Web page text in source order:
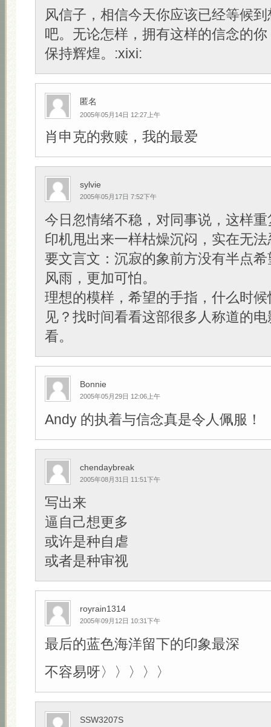
风信子，相信今天你应该已经等候
吧。无论怎样，拥有这样的信念的
保持辉煌。:xixi:
匿名
2005年05月14日 12:27上午
肖申克的救赎，我的最爱
sylvie
2005年05月17日 7:52下午
今日忽情绪不稳，对同事说，这样
印机甩出来一样枯燥沉闷，实在无
要文言文：沉寂的象前方没有半点
风雨，更加可怕。
理想的模样，希望的手指，什么时
见？找时间看看这部很多人称道的
看。
Bonnie
2005年05月29日 12:06上午
Andy 的执着与信念真是令人佩服！
chendaybreak
2005年08月31日 11:51下午
写出来
逼自己想更多
或许是种自虐
或者是种审视
royrain1314
2005年09月12日 10:31下午
最后的蓝色海洋留下的印象最深
不容易呀〉〉〉〉〉
SSW3207S